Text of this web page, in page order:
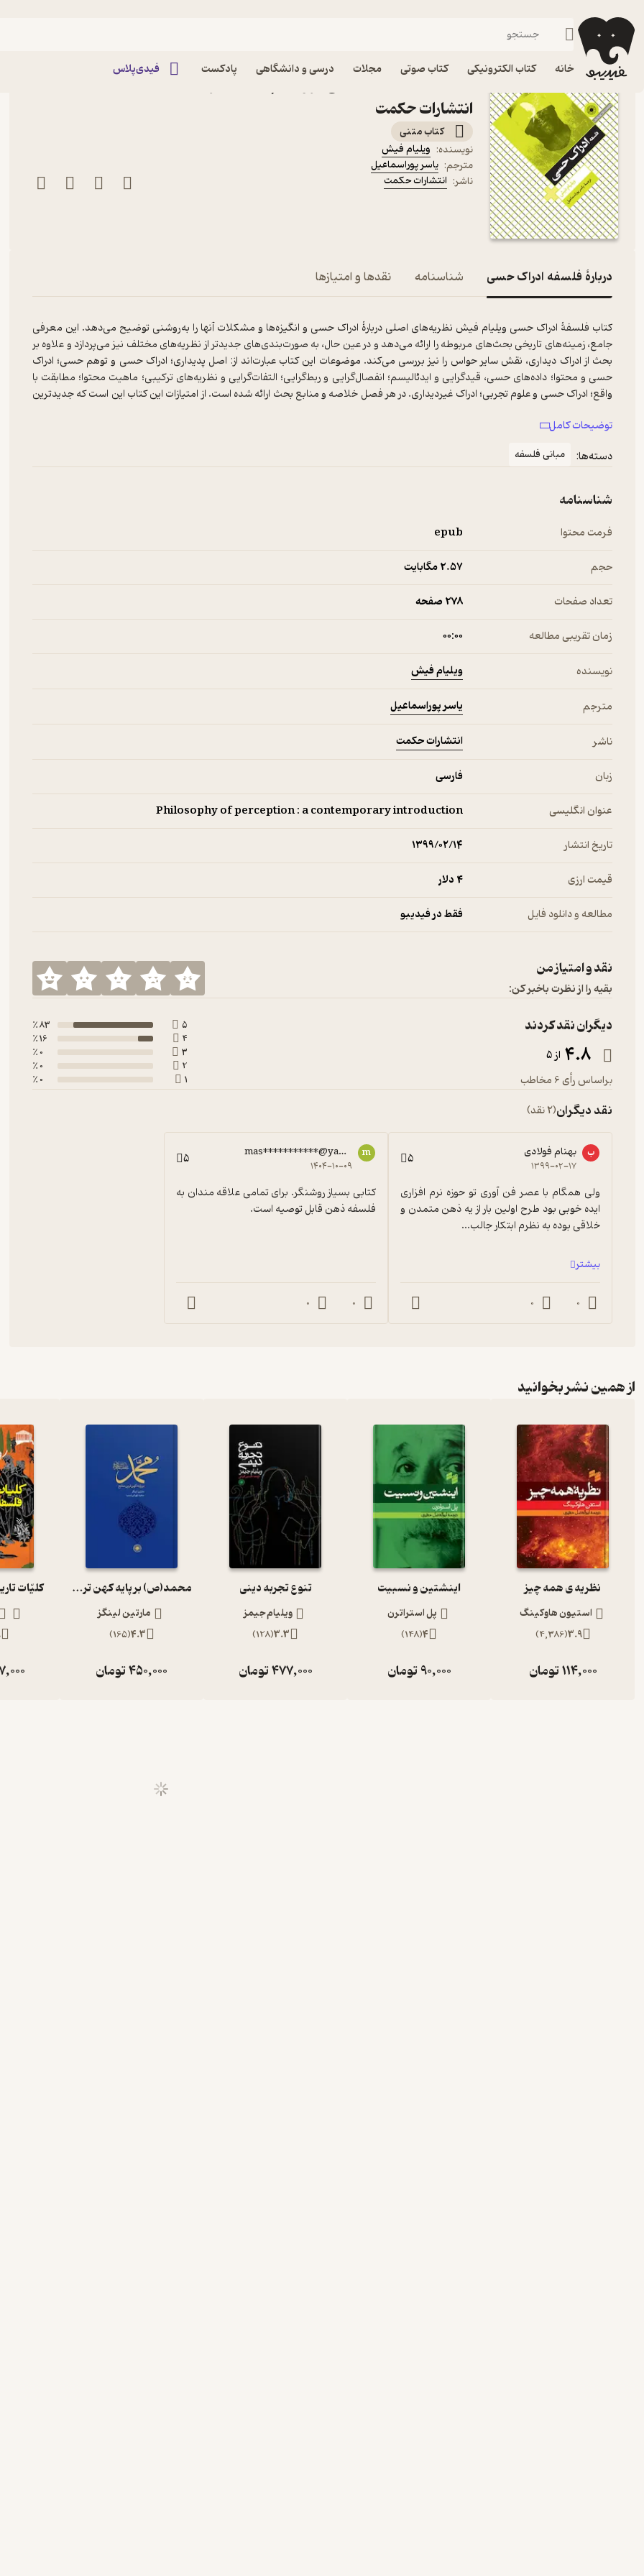
خانه کتاب الکترونیکی کتاب صوتی مجلات درسی و دانشگاهی پادکست فیدی‌پلاس
فیدیبو کتاب الکترونیکی
انتشارات حکمت
کتاب متنی
نویسنده: ویلیام فیش
مترجم: یاسر پوراسماعیل
ناشر: انتشارات حکمت
دربارۀ فلسفه ادراک حسی شناسنامه نقدها و امتیازها
کتاب فلسفۀ ادراک حسی ویلیام فیش نظریه‌های اصلی دربارۀ ادراک حسی و انگیزه‌ها و مشکلات آنها را به‌روشنی توضیح می‌دهد. این معرفی
جامع، زمینه‌های تاریخی بحث‌های مربوطه را ارائه می‌دهد و در عین حال، به صورت‌بندی‌های جدیدتر از نظریه‌های مختلف نیز می‌پردازد و علاوه بر
بحث از ادراک دیداری، نقش سایر حواس را نیز بررسی می‌کند. موضوعات این کتاب عبارت‌اند از: اصل پدیداری؛ ادراک حسی و توهم حسی؛ ادراک
حسی و محتوا؛ داده‌های حسی، قیدگرایی و ایدئالیسم؛ انفصال‌گرایی و ربط‌گرایی؛ التفات‌گرایی و نظریه‌های ترکیبی؛ ماهیت محتوا؛ مطابقت با
واقع؛ ادراک حسی و علوم تجربی؛ ادراک غیردیداری. در هر فصل خلاصه و منابع بحث ارائه شده است. از امتیازات این کتاب این است که جدیدترین
توضیحات کامل
دسته‌ها:
مبانی فلسفه
شناسنامه
فرمت محتوا epub
حجم 2.۵۷ مگابایت
تعداد صفحات 278 صفحه
زمان تقریبی مطالعه ۰۰:۰۰
نویسنده ویلیام فیش
مترجم یاسر پوراسماعیل
ناشر انتشارات حکمت
زبان فارسی
عنوان انگلیسی Philosophy of perception : a contemporary introduction
تاریخ انتشار ۱۳۹۹/۰۲/۱۴
قیمت ارزی 4 دلار
مطالعه و دانلود فایل فقط در فیدیبو
نقد و امتیاز من
بقیه را از نظرت باخبر کن:
دیگران نقد کردند
4.8 از 5
براساس رأی 6 مخاطب
5
83 ٪
4
16 ٪
3
0 ٪
2
0 ٪
1
0 ٪
نقد دیگران(2 نقد)
ب بهنام فولادی
۱۳۹۹-۰۲-۱۷ 5
خلاقی بوده به نظرم ابتکار جالب...
بیشتر
0
0
m
mas***********@yahoo.com
۱۴۰۴-۱۰-۰۹ 5
فلسفه ذهن قابل توصیه است.
0
0
از همین نشر بخوانید
نظریه ی همه چیز
استیون هاوکینگ
3.9
(
4,386
)
114,000تومان
اینشتین و نسبیت
پل استراترن
4
(
148
)
90,000تومان
تنوع تجربه دینی
ویلیام جیمز
3.3
(
128
)
477,000تومان
محمد(ص) بر پایه کهن ترین منابع
مارتین لینگز
4.3
(
165
)
450,000تومان
کلیّات